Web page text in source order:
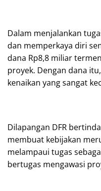
Dalam menjalankan
dan memperkaya diri
dana Rp8,8 miliar
proyek. Dengan dana
kenaikan yang sangat
Dilapangan DFR
membuat kebijakan
melampaui tugas
bertugas mengawasi